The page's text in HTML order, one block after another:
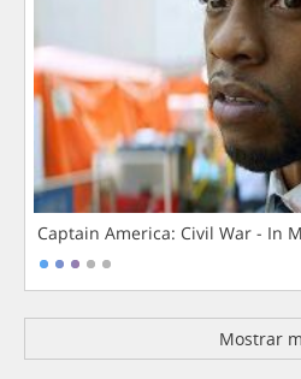
Captain America: Civil War - In
Mostrar